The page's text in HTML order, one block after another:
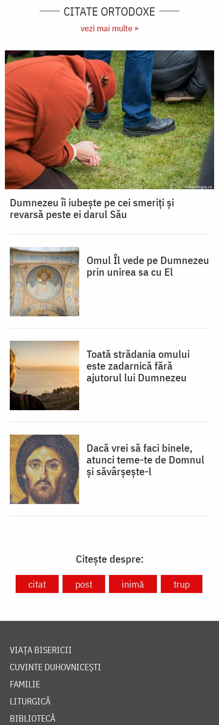
CITATE ORTODOXE
vezi mai multe »
Dumnezeu îi iubește pe cei smeriți și
revarsă peste ei darul Său
Omul Îl vede pe Dumnezeu
prin unirea sa cu El
Toată strădania omului
este zadarnică fără
ajutorul lui Dumnezeu
Dacă vrei să faci binele,
atunci teme-te de Domnul
și săvârșește-l
Citește despre:
citat post inimă trup
VIAȚA BISERICII
CUVINTE DUHOVNICEȘTI
FAMILIE
LITURGICĂ
BIBLIOTECĂ